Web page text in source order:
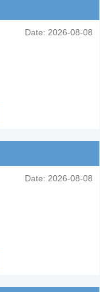
Date: 2026-08-08
Date: 2026-08-08